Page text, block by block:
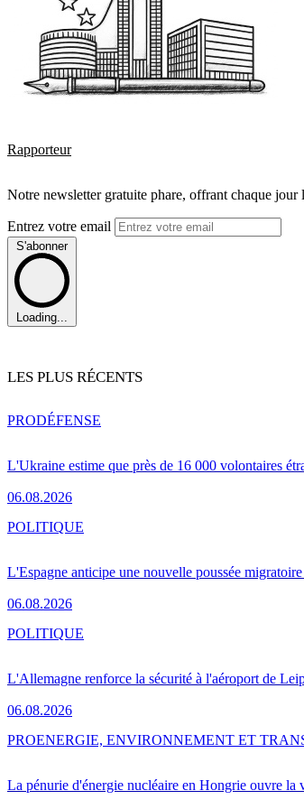
Rapporteur
Notre newsletter gratuite phare, offrant chaque jour
Entrez votre email
S'abonner
Loading...
LES PLUS RÉCENTS
L'Ukraine estime que près de 16 000 volontaires
06.08.2026
PRODÉFENSE
L'Espagne anticipe une nouvelle poussée
06.08.2026
POLITIQUE
L'Allemagne renforce la sécurité à l'aéroport de
06.08.2026
POLITIQUE
La pénurie d'énergie nucléaire en Hongrie ouvre la
PROENERGIE, ENVIRONNEMENT ET